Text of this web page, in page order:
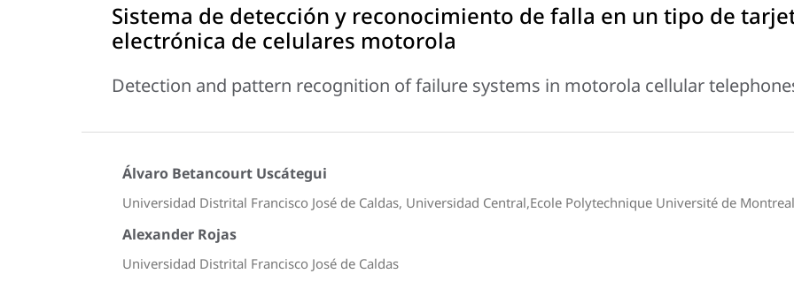
Sistema de detección y reconocimiento de falla en un tipo de
electrónica de celulares motorola
Detection and pattern recognition of failure systems in motorola cellular
Álvaro Betancourt Uscátegui
Universidad Distrital Francisco José de Caldas, Universidad Central,Ecole Polytechnique Université de Montreal
Alexander Rojas
Universidad Distrital Francisco José de Caldas